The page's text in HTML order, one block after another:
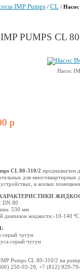
IMP Pumps/ CL/ Насос
PUMPS CL
Насос
p
CL 80-310/2 предназначен
для
в жилых
DN 80
530 мм
диапазон жидкости:-10-140 ºС
чугун
чугун
Pumps CL 80-310/2 на
250-93-29, +7 (812) 929-